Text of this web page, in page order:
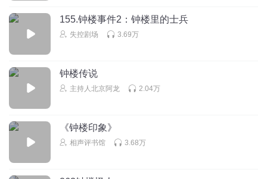
155.钟楼事件2：钟楼里的士兵
失控剧场 3.69万
钟楼传说
主持人北京阿龙 2.04万
《钟楼印象》
相声评书馆 3.68万